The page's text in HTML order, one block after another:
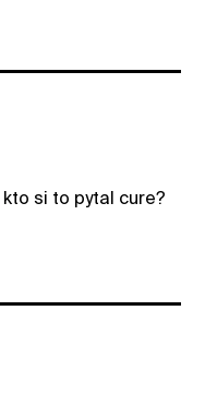
kto si to pytal cure?